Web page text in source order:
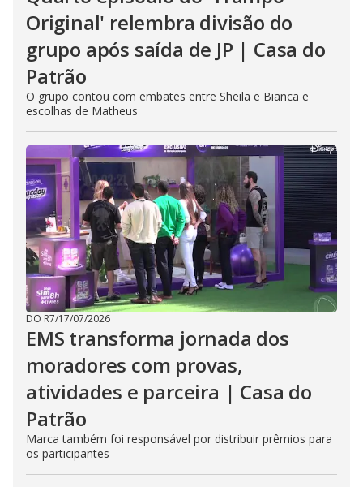
Original' relembra divisão do
grupo após saída de JP | Casa do
Patrão
O grupo contou com embates entre Sheila e Bianca e
escolhas de Matheus
DO R7/17/07/2026
EMS transforma jornada dos
moradores com provas,
atividades e parceira | Casa do
Patrão
Marca também foi responsável por distribuir prêmios para
os participantes